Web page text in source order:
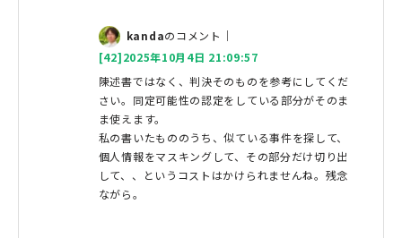
kandaのコメント｜
[42]2025年10月4日 21:09:57
陳述書ではなく、判決そのものを参考にしてくだ
さい。同定可能性の認定をしている部分がそのま
ま使えます。
私の書いたもののうち、似ている事件を探して、
個人情報をマスキングして、その部分だけ切り出
して、、というコストはかけられませんね。残念
ながら。